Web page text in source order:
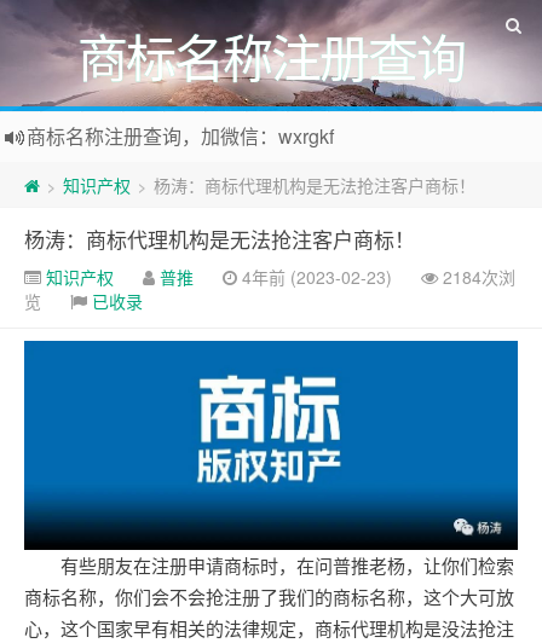
商标名称注册查询
商标名称注册查询，加微信：wxrgkf
商标注册和购买，加微信：wxrgkf
> 知识产权 > 杨涛：商标代理机构是无法抢注客户商标！
杨涛：商标代理机构是无法抢注客户商标！
知识产权 普推 4年前 (2023-02-23)
2184次浏
览
已收录
有些朋友在注册申请商标时，在问普推老杨，让你们检索
商标名称，你们会不会抢注册了我们的商标名称，这个大可放
心，这个国家早有相关的法律规定，商标代理机构是没法抢注